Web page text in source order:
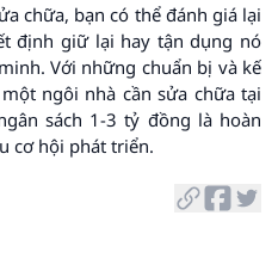
chữa, bạn có thể đánh giá lại
định giữ lại hay tận dụng nó
Với những chuẩn bị và kế
ngôi nhà cần sửa chữa tại
sách 1-3 tỷ đồng là hoàn
cơ hội phát triển.